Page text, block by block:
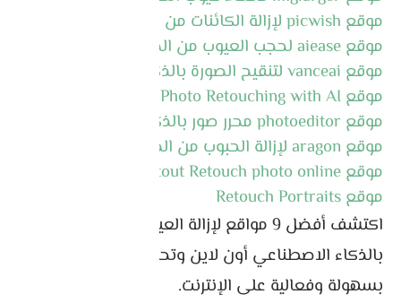
موقع picwish لإزالة الكائنات من الصور
موقع aiease لحجب العيوب من الصور
موقع vanceai لتنقيح الصورة بالذكاء الاصطناعي
موقع Photo Retouching with AI
موقع photoeditor محرر صور بالذكاء الاصطناعي
موقع aragon لإزالة الحبوب من الصور
موقع Cutout Retouch photo online
موقع Retouch Portraits
اكتشف أفضل 9 مواقع لإزالة العيوب من الصور
بالذكاء الاصطناعي أون لاين وتحسين جودة صورك
بسهولة وفعالية على الإنترنت.